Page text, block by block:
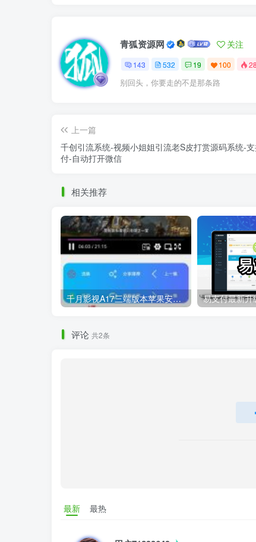
青狐资源网 关注
143 532 19 100
别回头，你要走的不是那条路
上一篇
千创引流系统-视频小姐姐引流老S皮打赏源码系统-
付-自动打开微信
相关推荐
千月影视A17三端版本苹果安卓H5源码详细搭建教程视频
评论 共2条
最新 最热